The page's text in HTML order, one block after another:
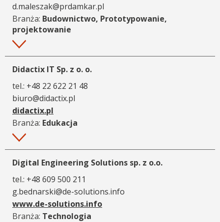
d.maleszak@prdamkar.pl
Branża: Budownictwo, Prototypowanie,
projektowanie
Więcej
Didactix IT Sp. z o. o.
tel.: +48 22 622 21 48
biuro@didactix.pl
didactix.pl
Branża: Edukacja
Więcej
Digital Engineering Solutions sp. z o.o.
tel.: +48 609 500 211
g.bednarski@de-solutions.info
www.de-solutions.info
Branża: Technologia